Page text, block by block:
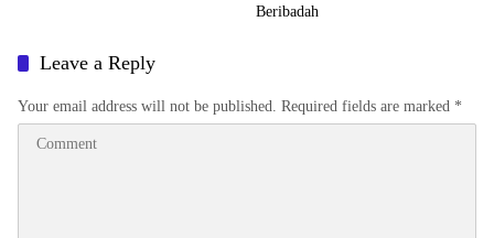
Beribadah
Leave a Reply
Your email address will not be published. Required fields are marked *